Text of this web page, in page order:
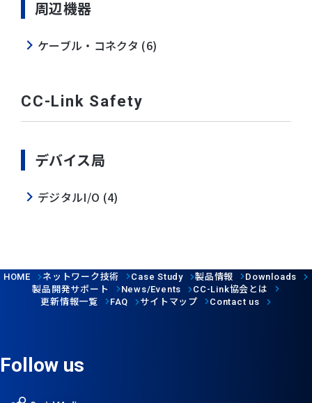
周辺機器
ケーブル・コネクタ (6)
CC-Link Safety
デバイス局
デジタルI/O (4)
HOME ネットワーク技術 Case Study 製品情報 Downloads
製品開発サポート News/Events CC-Link協会とは
更新情報一覧
FAQ サイトマップ Contact us
Follow us